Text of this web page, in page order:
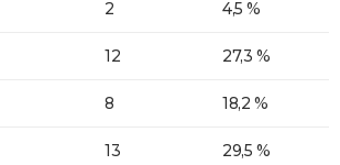
2 4,5 %
12 27,3 %
8 18,2 %
13 29,5 %